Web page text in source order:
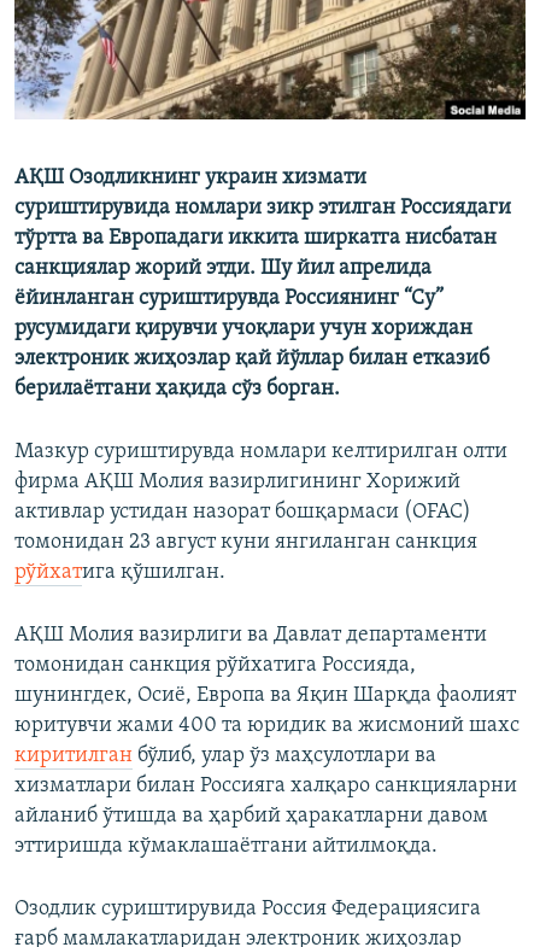
АҚШ Озодликнинг украин хизмати
суриштирувида номлари зикр этилган Россиядаги
тўртта ва Европадаги иккита ширкатга нисбатан
санкциялар жорий этди. Шу йил апрелида
ёйинланган суриштирувда Россиянинг “Су”
русумидаги қирувчи учоқлари учун хориждан
электроник жиҳозлар қай йўллар билан етказиб
берилаётгани ҳақида сўз борган.
Мазкур суриштирувда номлари келтирилган олти
фирма АҚШ Молия вазирлигининг Хорижий
активлар устидан назорат бошқармаси (OFAC)
томонидан 23 август куни янгиланган санкция
рўйхатига қўшилган.
АҚШ Молия вазирлиги ва Давлат департаменти
томонидан санкция рўйхатига Россияда,
шунингдек, Осиё, Европа ва Яқин Шарқда фаолият
юритувчи жами 400 та юридик ва жисмоний шахс
киритилган бўлиб, улар ўз маҳсулотлари ва
хизматлари билан Россияга халқаро санкцияларни
айланиб ўтишда ва ҳарбий ҳаракатларни давом
эттиришда кўмаклашаётгани айтилмоқда.
Озодлик суриштирувида Россия Федерациясига
ғарб мамлакатларидан электроник жиҳозлар